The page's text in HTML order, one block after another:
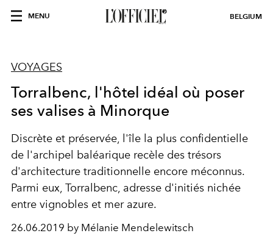
MENU BELGIUM
VOYAGES
Torralbenc, l'hôtel idéal où poser
ses valises à Minorque
Discrète et préservée, l'île la plus confidentielle
de l'archipel baléarique recèle des trésors
d'architecture traditionnelle encore méconnus.
Parmi eux, Torralbenc, adresse d'initiés nichée
entre vignobles et mer azure.
26.06.2019 by Mélanie Mendelewitsch